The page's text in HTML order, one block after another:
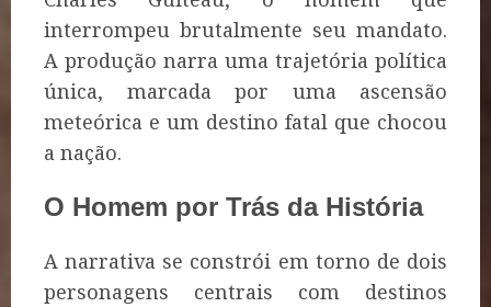
interrompeu brutalmente seu mandato.
A produção narra uma trajetória política
única, marcada por uma ascensão
meteórica e um destino fatal que chocou
a nação.
O Homem por Trás da História
A narrativa se constrói em torno de dois
personagens centrais com destinos